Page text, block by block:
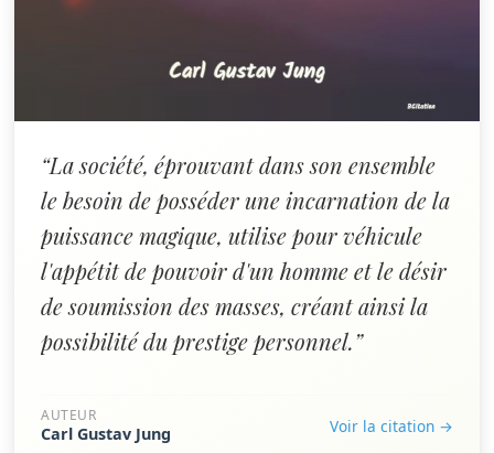
“La société, éprouvant dans son ensemble
le besoin de posséder une incarnation de la
puissance magique, utilise pour véhicule
l'appétit de pouvoir d'un homme et le désir
de soumission des masses, créant ainsi la
possibilité du prestige personnel.”
AUTEUR
Carl Gustav Jung Voir la citation →